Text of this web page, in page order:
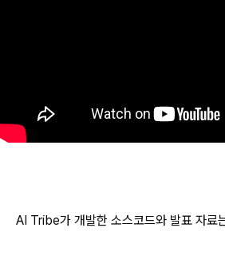
AI Tribe가 개발한 소스코드와 발표 자료